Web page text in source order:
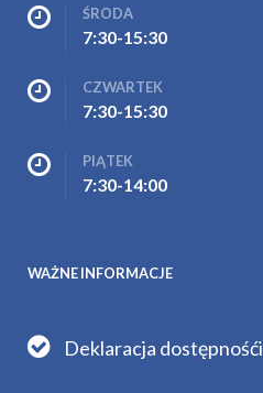
ŚRODA
7:30-15:30
CZWARTEK
7:30-15:30
PIĄTEK
7:30-14:00
WAŻNE INFORMACJE
Deklaracja dostępnośći